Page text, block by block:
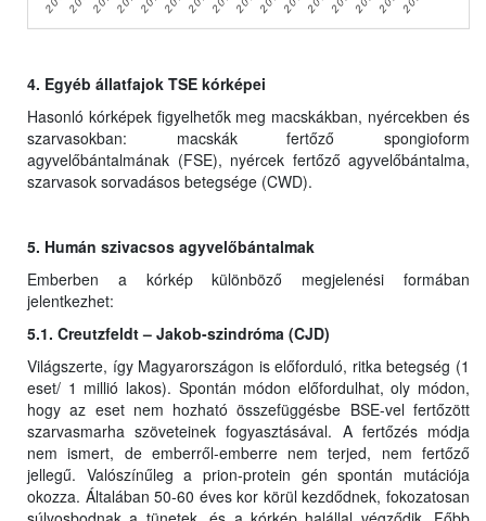
4. Egyéb állatfajok TSE kórképei
Hasonló kórképek figyelhetők meg macskákban, nyércekben és
szarvasokban: macskák fertőző spongioform
agyvelőbántalmának (FSE), nyércek fertőző agyvelőbántalma,
szarvasok sorvadásos betegsége (CWD).
5. Humán szivacsos agyvelőbántalmak
Emberben a kórkép különböző megjelenési formában
jelentkezhet:
5.1. Creutzfeldt – Jakob-szindróma (CJD)
Világszerte, így Magyarországon is előforduló, ritka betegség (1
eset/ 1 millió lakos). Spontán módon előfordulhat, oly módon,
hogy az eset nem hozható összefüggésbe BSE-vel fertőzött
szarvasmarha szöveteinek fogyasztásával. A fertőzés módja
nem ismert, de emberről-emberre nem terjed, nem fertőző
jellegű. Valószínűleg a prion-protein gén spontán mutációja
okozza. Általában 50-60 éves kor körül kezdődnek, fokozatosan